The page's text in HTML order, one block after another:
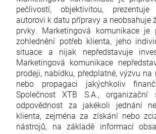
pečlivostí, objektivitou,
autorovi k datu přípravy a neobsahuje
prvky. Marketingová komunikace je
zohlednění potřeb klienta, jeho
situace a nijak nepředstavuje
Marketingová komunikace
prodeji, nabídku, předplatné, výzvu na
nebo propagaci jakýchkoliv
Společnost XTB S.A., organizační
odpovědnost za jakékoli jednání
klienta, zejména za získání nebo
nástrojů, na základě informací